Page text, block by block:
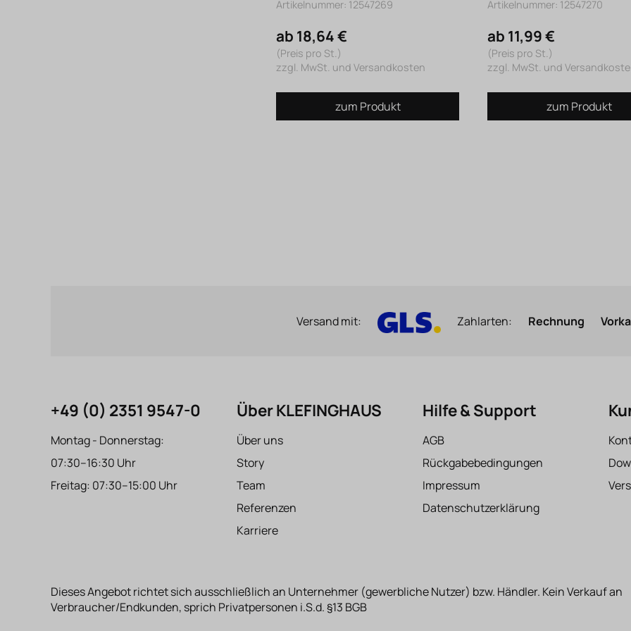
Artikelnummer: 12547269
ab 18,64 €
(Preis pro St.)
zzgl. MwSt. und Versandkosten
zum Produkt
Artikelnummer: 12547270
ab 11,99 €
(Preis pro St.)
zzgl. MwSt. und
zum Produkt
Versand mit: Zahlarten: Rechnung
+49 (0) 2351 9547-0
Montag - Donnerstag:
07:30–16:30 Uhr
Freitag: 07:30–15:00 Uhr
Über KLEFINGHAUS
Über uns
Story
Team
Referenzen
Karriere
Hilfe & Support
AGB
Rückgabebedingungen
Impressum
Datenschutzerklärung
Dieses Angebot richtet sich ausschließlich an Unternehmer (gewerbliche Nutzer) bzw. Händler. Kein Verkauf an
Verbraucher/Endkunden, sprich Privatpersonen i.S.d. §13 BGB